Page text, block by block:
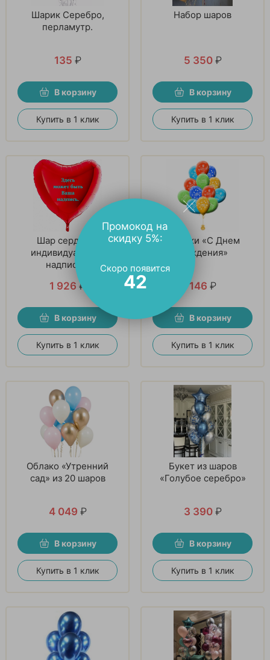
Шарик Серебро,
перламутр.
135 ₽
В корзину
Купить в 1 клик
Набор шаров
5 350 ₽
В корзину
Купить в 1 клик
Шар сердца С
индивидуальной
надписью
1 926 ₽
В корзину
Купить в 1 клик
Шарики «С Днем
Рождения»
146 ₽
В корзину
Купить в 1 клик
Облако «Утренний
сад» из 20 шаров
4 049 ₽
В корзину
Купить в 1 клик
Букет из шаров
«Голубое серебро»
3 390 ₽
В корзину
Купить в 1 клик
Промокод на
скидку 5%:
Скоро появится
41